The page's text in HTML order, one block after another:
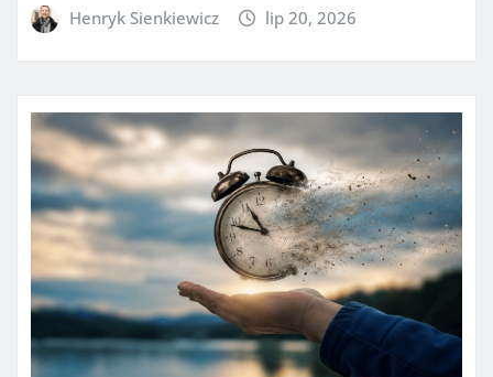
Henryk Sienkiewicz lip 20, 2026